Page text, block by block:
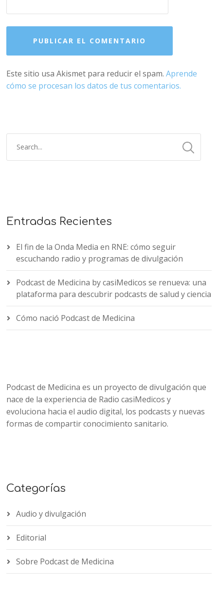
Este sitio usa Akismet para reducir el spam.Aprende
cómo se procesan los datos de tus comentarios.
Entradas Recientes
El fin de la Onda Media en RNE: cómo seguir
escuchando radio y programas de divulgación
Podcast de Medicina by casiMedicos se renueva: una
plataforma para descubrir podcasts de salud y ciencia
Cómo nació Podcast de Medicina
Podcast de Medicina es un proyecto de divulgación que
nace de la experiencia de Radio casiMedicos y
evoluciona hacia el audio digital, los podcasts y nuevas
formas de compartir conocimiento sanitario.
Categorías
Audio y divulgación
Editorial
Sobre Podcast de Medicina